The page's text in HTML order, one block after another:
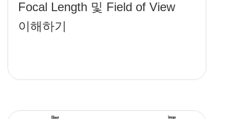
Focal Length 및 Field of View
이해하기